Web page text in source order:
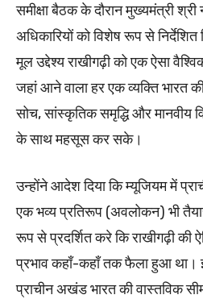
समीक्षा बैठक के दौरान मुख्यमंत्री
अधिकारियों को विशेष रूप से निर्देशित
मूल उद्देश्य राखीगढ़ी को एक ऐसा
जहां आने वाला हर एक व्यक्ति भारत
सोच, सांस्कृतिक समृद्धि और मानवीय
के साथ महसूस कर सके।
उन्होंने आदेश दिया कि म्यूजियम में
एक भव्य प्रतिरूप (अवलोकन) भी
रूप से प्रदर्शित करे कि राखीगढ़ी की
प्रभाव कहाँ-कहाँ तक फैला हुआ था।
प्राचीन अखंड भारत की वास्तविक